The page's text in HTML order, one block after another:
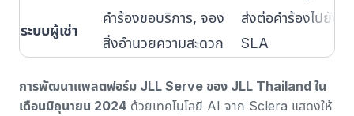
ระบบผู้เช่า
คำร้องขอบริการ, จอง
สิ่งอำนวยความสะดวก
ส่งต่อคำร้องไปยังช่
SLA
การพัฒนาแพลตฟอร์ม JLL Serve ของ JLL Thailand ใน
เดือนมิถุนายน 2024 ด้วยเทคโนโลยี AI จาก Sclera แสดงให้